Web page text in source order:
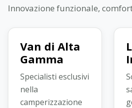
Innovazione funzionale,
Van di Alta
Gamma
Specialisti esclusivi
nella
camperizzazione